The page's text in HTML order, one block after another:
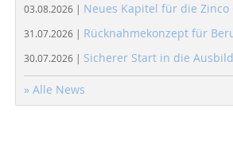
03.08.2026 | Neues Kapitel für die Zinco
31.07.2026 | Rücknahmekonzept für
30.07.2026 | Sicherer Start in die
» Alle News